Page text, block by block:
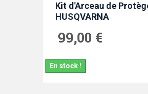
Kit d'Arceau de
HUSQVARNA
99,00 €
En stock !